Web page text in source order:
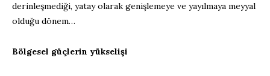
derinleşmediği, yatay olarak genişlemeye ve yayılmaya meyyal
olduğu dönem…
Bölgesel güçlerin yükselişi